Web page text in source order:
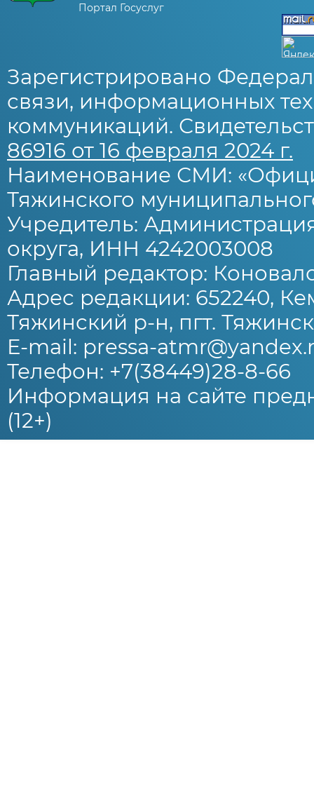
Портал Госуслуг
Зарегистрировано
связи, информационных
коммуникаций.
86916 от 16 февраля 2024 г.
Наименование СМИ:
Тяжинского
Учредитель:
округа, ИНН 4242003008
Главный редактор:
Адрес редакции: 652240,
Тяжинский р-н, пгт.
E-mail: pressa-
Телефон: +7(38449)28-8-66
Информация на сайте
(12+)